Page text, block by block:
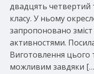
двадцять четвертий
класу. У ньому
запропоновано
активностями.
Виготовлення цього
можливим завдяки